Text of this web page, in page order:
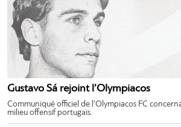
Gustavo Sá rejoint l’Olympiacos
Communiqué officiel de l’Olympiacos FC
milieu offensif portugais.